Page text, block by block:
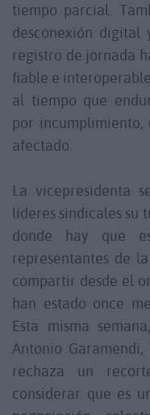
tiempo parcial.
desconexión digital
registro de jornada
fiable e
al tiempo que
por incumplimiento,
afectado.
La vicepresidenta
líderes sindicales su
donde hay que
representantes de
compartir desde el
han estado once
Esta misma
Antonio
rechaza un
considerar que es